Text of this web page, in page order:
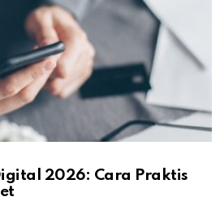
2026: Cara Praktis